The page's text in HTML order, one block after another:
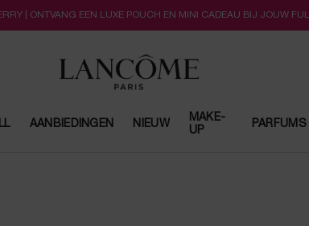
| ONTVANG EEN LUXE POUCH EN MINI CADEAU BIJ JOUW
AANBIEDINGEN NIEUW
MAKE-
UP
PARFUMS